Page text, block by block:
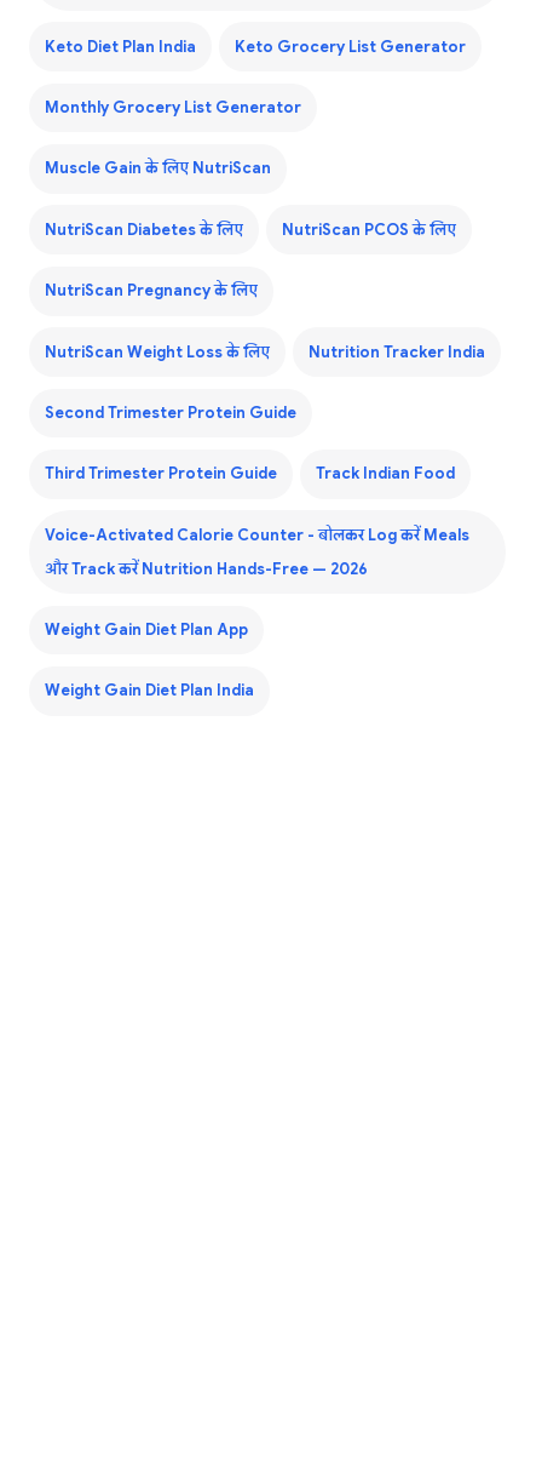
Keto Diet Plan India Keto Grocery List Generator
Monthly Grocery List Generator
Muscle Gain के लिए NutriScan
NutriScan Diabetes के लिए NutriScan PCOS के लिए
NutriScan Pregnancy के लिए
NutriScan Weight Loss के लिए Nutrition Tracker India
Second Trimester Protein Guide
Third Trimester Protein Guide Track Indian Food
Voice-Activated Calorie Counter - बोलकर Log करें Meals
और Track करें Nutrition Hands-Free — 2026
Weight Gain Diet Plan App
Weight Gain Diet Plan India